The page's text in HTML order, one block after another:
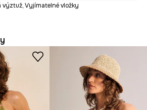
výztuž, Vyjímatelné vložky